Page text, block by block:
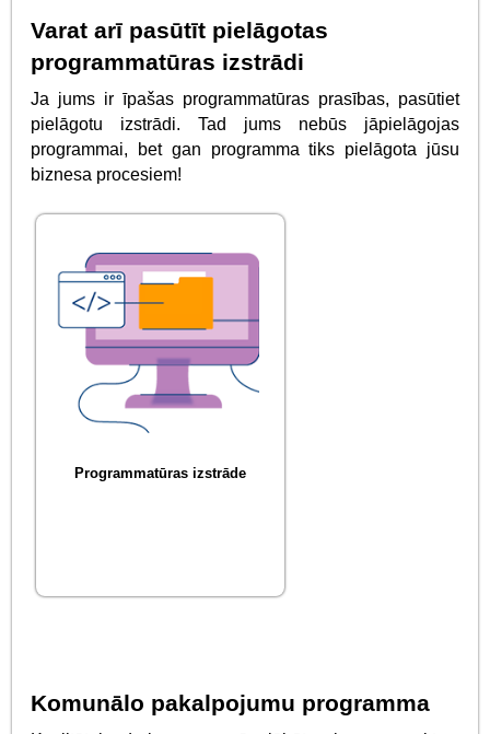
Varat arī pasūtīt pielāgotas
programmatūras izstrādi
Ja jums ir īpašas programmatūras prasības, pasūtiet
pielāgotu izstrādi. Tad jums nebūs jāpielāgojas
programmai, bet gan programma tiks pielāgota jūsu
biznesa procesiem!
Programmatūras izstrāde
Komunālo pakalpojumu programma